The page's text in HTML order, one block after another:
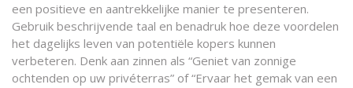
een positieve en aantrekkelijke manier te presenteren.
Gebruik beschrijvende taal en benadruk hoe deze voordelen
het dagelijks leven van potentiële kopers kunnen
verbeteren. Denk aan zinnen als “Geniet van zonnige
ochtenden op uw privéterras” of “Ervaar het gemak van een